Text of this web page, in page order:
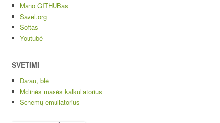
Mano GITHUBas
Savel.org
Softas
Youtubė
SVETIMI
Darau, blė
Molinės masės kalkuliatorius
Schemų emuliatorius